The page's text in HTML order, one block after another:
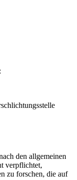
den allgemeinen
verpflichtet,
zu forschen, die auf